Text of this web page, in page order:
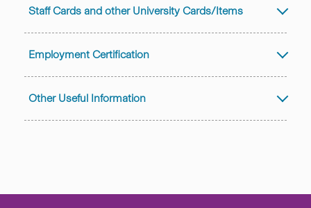
Staff Cards and other University Cards/Items
Employment Certification
Other Useful Information